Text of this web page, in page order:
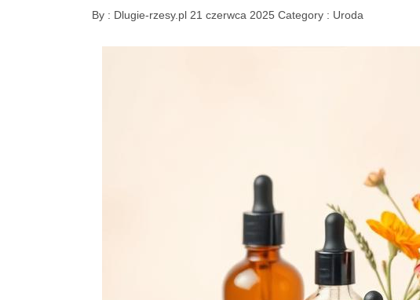
By : Dlugie-rzesy.pl 21 czerwca 2025 Category : Uroda